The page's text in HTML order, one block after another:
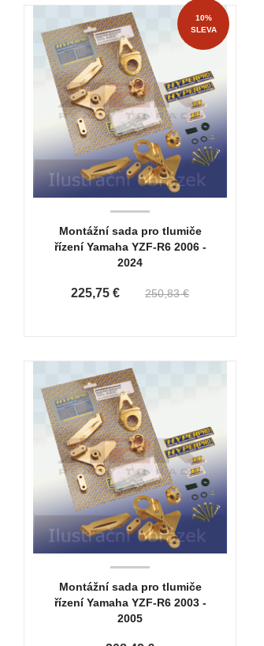
10%
SLEVA
Montážní sada pro tlumiče
řízení Yamaha YZF-R6 2006 -
2024
225,75 € 250,83 €
Montážní sada pro tlumiče
řízení Yamaha YZF-R6 2003 -
2005